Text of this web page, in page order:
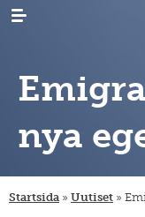
evenemang
FORSKNING
emigration
nya
Startsida » Uutiset »